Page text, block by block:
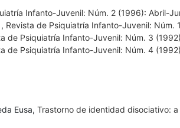
Infanto-Juvenil: Núm. 2 (1996): Abril-
, Revista de Psiquiatría Infanto-Juvenil: Núm.
de Psiquiatría Infanto-Juvenil: Núm. 3
de Psiquiatría Infanto-Juvenil: Núm. 4
Eusa, Trastorno de identidad disociativo: